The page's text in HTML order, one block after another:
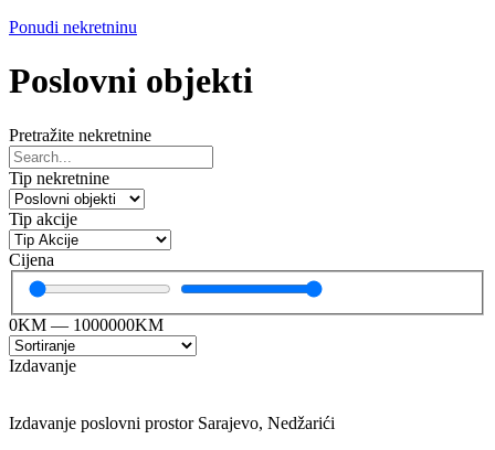
Ponudi nekretninu
Poslovni objekti
Pretražite nekretnine
Tip nekretnine
Tip akcije
Cijena
0KM — 1000000KM
Izdavanje
Izdavanje poslovni prostor Sarajevo, Nedžarići